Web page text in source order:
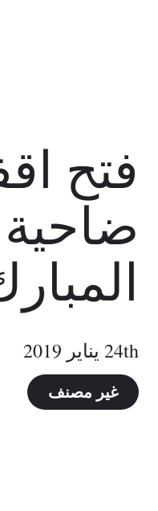
فتح
ضاحية
24th يناير 2019
غير مصنف